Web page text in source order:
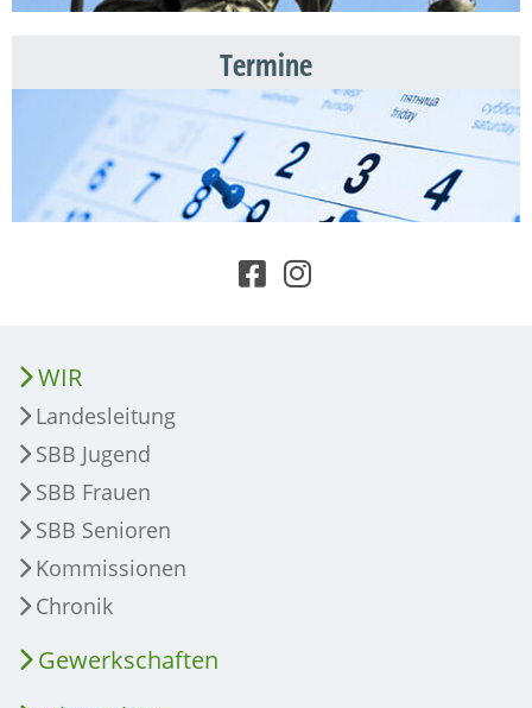
Termine
WIR
Landesleitung
SBB Jugend
SBB Frauen
SBB Senioren
Kommissionen
Chronik
Gewerkschaften